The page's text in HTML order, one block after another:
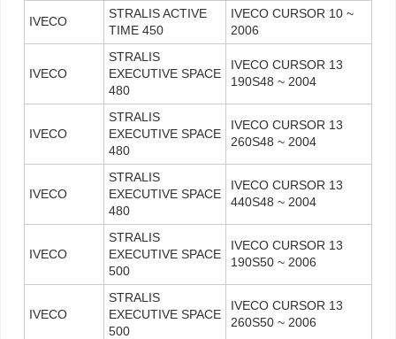
IVECO
STRALIS ACTIVE
TIME 450
IVECO CURSOR 10 ~
2006
IVECO
STRALIS
EXECUTIVE SPACE
480
IVECO CURSOR 13
190S48 ~ 2004
IVECO
STRALIS
EXECUTIVE SPACE
480
IVECO CURSOR 13
260S48 ~ 2004
IVECO
STRALIS
EXECUTIVE SPACE
480
IVECO CURSOR 13
440S48 ~ 2004
IVECO
STRALIS
EXECUTIVE SPACE
500
IVECO CURSOR 13
190S50 ~ 2006
IVECO
STRALIS
EXECUTIVE SPACE
500
IVECO CURSOR 13
260S50 ~ 2006